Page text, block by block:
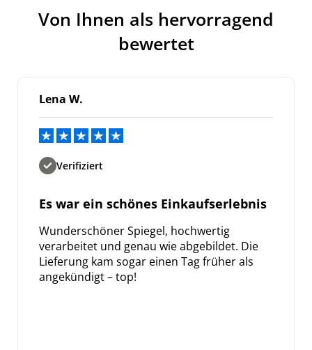
Von Ihnen als hervorragend
bewertet
Lena W.
Verifiziert
Es war ein schönes Einkaufserlebnis
Wunderschöner Spiegel, hochwertig
verarbeitet und genau wie abgebildet. Die
Lieferung kam sogar einen Tag früher als
angekündigt – top!